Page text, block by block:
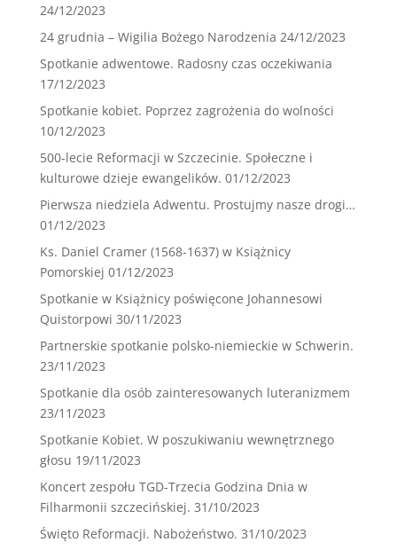
24/12/2023
24 grudnia – Wigilia Bożego Narodzenia 24/12/2023
Spotkanie adwentowe. Radosny czas oczekiwania
17/12/2023
Spotkanie kobiet. Poprzez zagrożenia do wolności
10/12/2023
500-lecie Reformacji w Szczecinie. Społeczne i
kulturowe dzieje ewangelików. 01/12/2023
Pierwsza niedziela Adwentu. Prostujmy nasze drogi…
01/12/2023
Ks. Daniel Cramer (1568-1637) w Książnicy
Pomorskiej 01/12/2023
Spotkanie w Książnicy poświęcone Johannesowi
Quistorpowi 30/11/2023
Partnerskie spotkanie polsko-niemieckie w Schwerin.
23/11/2023
Spotkanie dla osób zainteresowanych luteranizmem
23/11/2023
Spotkanie Kobiet. W poszukiwaniu wewnętrznego
głosu 19/11/2023
Koncert zespołu TGD-Trzecia Godzina Dnia w
Filharmonii szczecińskiej. 31/10/2023
Święto Reformacji. Nabożeństwo. 31/10/2023